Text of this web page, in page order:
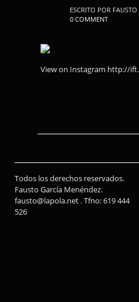
ESCRITO POR
0 COMMENT
View on Instagram http://
Todos los derechos reservados.
Fausto García Menéndez.
fausto@lapola.net . Tfno: 619 444
526